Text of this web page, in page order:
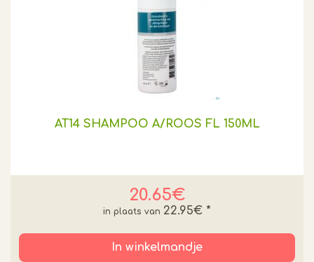
AT14 SHAMPOO A/ROOS FL 150ML
20.65€
22.95€ *
In winkelmandje